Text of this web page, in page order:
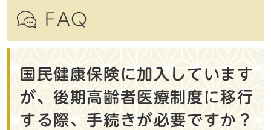
FAQ
国民健康保険に加入しています
が、後期高齢者医療制度に移行
する際、手続きが必要ですか？